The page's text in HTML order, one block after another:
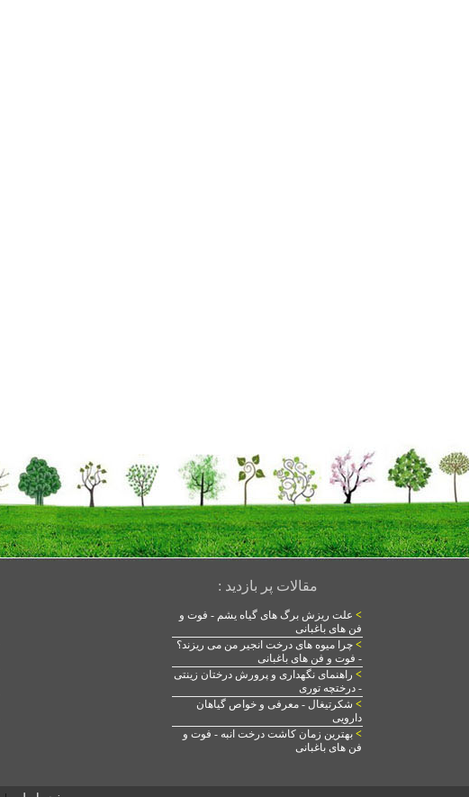
مقالات پر بازدید :
> علت ریزش برگ های گیاه یشم - فوت و
فن های باغبانی
> چرا میوه های درخت انجیر من می ریزند؟
- فوت و فن های باغبانی
> راهنمای نگهداری و پرورش درختان زینتی
- درختچه توری
> شکرتیغال - معرفی و خواص گیاهان
دارویی
> بهترین زمان کاشت درخت انبه - فوت و
فن های باغبانی